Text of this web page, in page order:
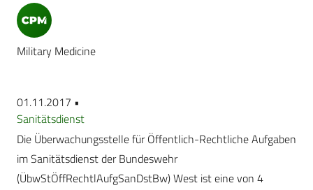
Military Medicine
01.11.2017 •
Sanitätsdienst
Die Überwachungsstelle für Öffentlich-Rechtliche Aufgaben
im Sanitätsdienst der Bundeswehr
(ÜbwStÖffRechtlAufgSanDstBw) West ist eine von 4